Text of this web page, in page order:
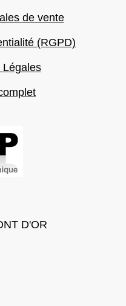
de vente
(RGPD)
Légales
D'OR